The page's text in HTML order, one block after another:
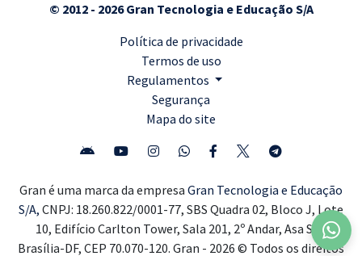
© 2012 - 2026 Gran Tecnologia e Educação S/A
Política de privacidade
Termos de uso
Regulamentos
Segurança
Mapa do site
Gran é uma marca da empresa Gran Tecnologia e Educação
S/A, CNPJ: 18.260.822/0001-77, SBS Quadra 02, Bloco J, Lote
10, Edifício Carlton Tower, Sala 201, 2º Andar, Asa Sul,
Brasília-DF, CEP 70.070-120. Gran - 2026 © Todos os direitos